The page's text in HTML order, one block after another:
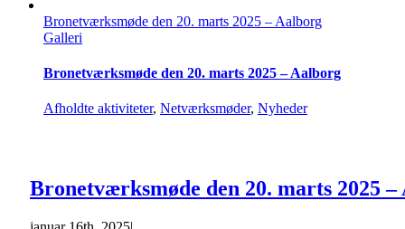
Bronetværksmøde den 20. marts 2025 – Aalborg
Galleri
Bronetværksmøde den 20. marts 2025 – Aalborg
Afholdte aktiviteter, Netværksmøder, Nyheder
Bronetværksmøde den 20. marts 2025 –